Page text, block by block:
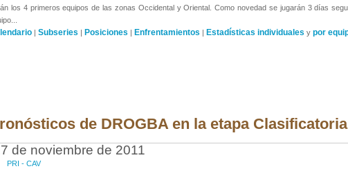
los 4 primeros equipos de las zonas Occidental y Oriental. Como novedad se jugarán 3 días
| Subseries | Posiciones | Enfrentamientos | Estadísticas individuales y por
de DROGBA en la etapa Clasificatoria
de noviembre de 2011
PRI - CAV